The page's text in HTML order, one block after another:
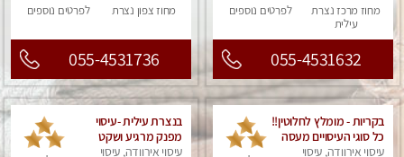
מחוז מרכז נצרת
עילית
לפרטים נוספים
055-4531632
מחוז צפון נצרת לפרטים נוספים
055-4531736
בקריות - מומלץ לחלוטין!!
כל סוגי העיסויים מעסה
מקצועית ואיכותית
עיסוי אירוודה, עיסוי
בנצרת עילית -עיסוי
מפנק מרגיע ושקט
במקום מדהים עיסוי
עיסוי אירוודה, עיסוי